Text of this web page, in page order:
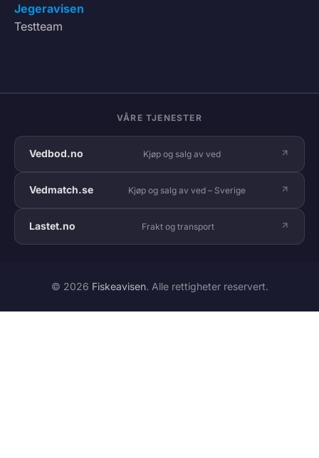
Jegeravisen
Testteam
VÅRE TJENESTER
Vedbod.no Kjøp og salg av ved
Vedmatch.se Kjøp og salg av ved – Sverige
Lastet.no Frakt og transport
© 2026 Fiskeavisen. Alle rettigheter reservert.